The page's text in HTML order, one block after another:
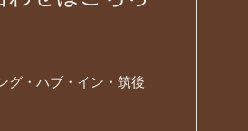
グ・ハブ・イン・筑後